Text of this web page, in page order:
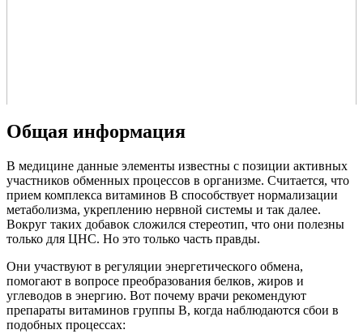
Общая информация
В медицине данные элементы известны с позиции активных
участников обменных процессов в организме. Считается, что
прием комплекса витаминов В способствует нормализации
метаболизма, укреплению нервной системы и так далее.
Вокруг таких добавок сложился стереотип, что они полезны
только для ЦНС. Но это только часть правды.
Они участвуют в регуляции энергетического обмена,
помогают в вопросе преобразования белков, жиров и
углеводов в энергию. Вот почему врачи рекомендуют
препараты витаминов группы В, когда наблюдаются сбои в
подобных процессах: